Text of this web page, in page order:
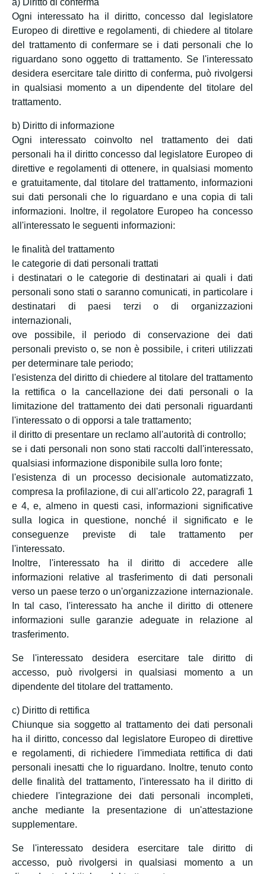
a) Diritto di conferma
Ogni interessato ha il diritto, concesso dal legislatore
Europeo di direttive e regolamenti, di chiedere al titolare
del trattamento di confermare se i dati personali che lo
riguardano sono oggetto di trattamento. Se l'interessato
desidera esercitare tale diritto di conferma, può rivolgersi
in qualsiasi momento a un dipendente del titolare del
trattamento.
b) Diritto di informazione
Ogni interessato coinvolto nel trattamento dei dati
personali ha il diritto concesso dal legislatore Europeo di
direttive e regolamenti di ottenere, in qualsiasi momento
e gratuitamente, dal titolare del trattamento, informazioni
sui dati personali che lo riguardano e una copia di tali
informazioni. Inoltre, il regolatore Europeo ha concesso
all'interessato le seguenti informazioni:
le finalità del trattamento
le categorie di dati personali trattati
i destinatari o le categorie di destinatari ai quali i dati
personali sono stati o saranno comunicati, in particolare i
destinatari di paesi terzi o di organizzazioni
internazionali,
ove possibile, il periodo di conservazione dei dati
personali previsto o, se non è possibile, i criteri utilizzati
per determinare tale periodo;
l'esistenza del diritto di chiedere al titolare del trattamento
la rettifica o la cancellazione dei dati personali o la
limitazione del trattamento dei dati personali riguardanti
l'interessato o di opporsi a tale trattamento;
il diritto di presentare un reclamo all'autorità di controllo;
se i dati personali non sono stati raccolti dall'interessato,
qualsiasi informazione disponibile sulla loro fonte;
l'esistenza di un processo decisionale automatizzato,
compresa la profilazione, di cui all'articolo 22, paragrafi 1
e 4, e, almeno in questi casi, informazioni significative
sulla logica in questione, nonché il significato e le
conseguenze previste di tale trattamento per
l'interessato.
Inoltre, l'interessato ha il diritto di accedere alle
informazioni relative al trasferimento di dati personali
verso un paese terzo o un'organizzazione internazionale.
In tal caso, l'interessato ha anche il diritto di ottenere
informazioni sulle garanzie adeguate in relazione al
trasferimento.
Se l'interessato desidera esercitare tale diritto di
accesso, può rivolgersi in qualsiasi momento a un
dipendente del titolare del trattamento.
c) Diritto di rettifica
Chiunque sia soggetto al trattamento dei dati personali
ha il diritto, concesso dal legislatore Europeo di direttive
e regolamenti, di richiedere l'immediata rettifica di dati
personali inesatti che lo riguardano. Inoltre, tenuto conto
delle finalità del trattamento, l'interessato ha il diritto di
chiedere l'integrazione dei dati personali incompleti,
anche mediante la presentazione di un'attestazione
supplementare.
Se l'interessato desidera esercitare tale diritto di
accesso, può rivolgersi in qualsiasi momento a un